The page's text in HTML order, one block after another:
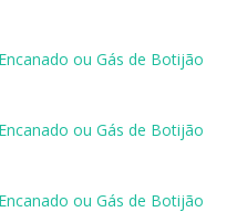
ou Gás de Botijão
ou Gás de Botijão
ou Gás de Botijão